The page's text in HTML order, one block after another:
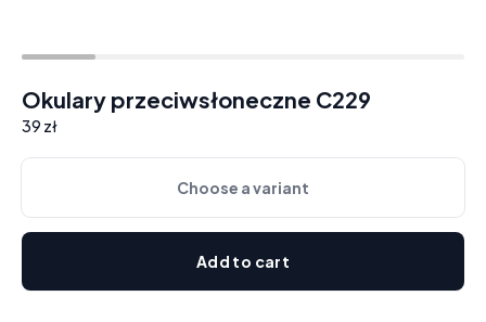
Okulary przeciwsłoneczne C229
39 zł
Choose a variant
Add to cart